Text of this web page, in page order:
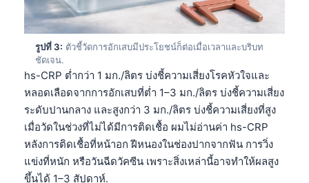
รูปที่ 3: ตัวชี้วัดการอักเสบมีประโยชน์ก็ต่อเมื่อเวลาและบริบท
ชัดเจน.
hs-CRP ต่ำกว่า 1 มก./ลิตร บ่งชี้ความเสี่ยงโรคหัวใจและ
หลอดเลือดจากการอักเสบที่ต่ำ 1–3 มก./ลิตร บ่งชี้ความเสี่ยง
ระดับปานกลาง และสูงกว่า 3 มก./ลิตร บ่งชี้ความเสี่ยงที่สูง
เมื่อวัดในช่วงที่ไม่ได้มีการติดเชื้อ ผมไม่อ่านค่า hs-CRP
หลังการติดเชื้อที่หน้าอก ฝีหนองในช่องปากจากฟัน การวิ่ง
แข่งที่หนัก หรือวันฉีดวัคซีน เพราะสิ่งเหล่านี้อาจทำให้ผลสูง
ขึ้นได้ 1–3 สัปดาห์.